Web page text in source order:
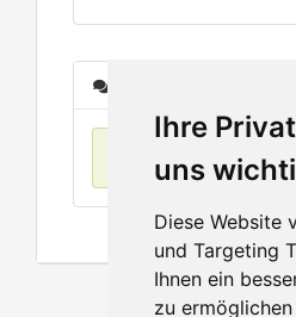
Ihre
uns
Diese Website
und Targeting
Ihnen ein
zu
No items found